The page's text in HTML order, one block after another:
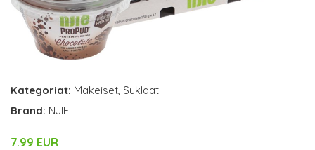
Kategoriat: Makeiset, Suklaat
Brand: NJIE
7.99 EUR